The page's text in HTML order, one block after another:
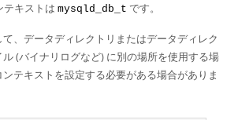
テキストは mysqld_db_t です。
、データディレクトリまたはデータディレク
ル (バイナリログなど) に別の場所を使用する場
テキストを設定する必要がある場合がありま